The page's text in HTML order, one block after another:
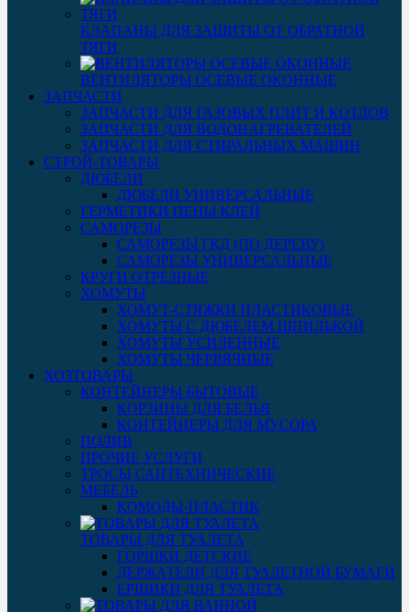
КЛАПАНЫ ДЛЯ ЗАЩИТЫ ОТ ОБРАТНОЙ
ТЯГИ
ВЕНТИЛЯТОРЫ ОСЕВЫЕ ОКОННЫЕ
ЗАПЧАСТИ
ЗАПЧАСТИ ДЛЯ ГАЗОВЫХ ПЛИТ И КОТЛОВ
ЗАПЧАСТИ ДЛЯ ВОДОНАГРЕВАТЕЛЕЙ
ЗАПЧАСТИ ДЛЯ СТИРАЛЬНЫХ МАШИН
СТРОЙ-ТОВАРЫ
ДЮБЕЛИ
ДЮБЕЛИ УНИВЕРСАЛЬНЫЕ
ГЕРМЕТИКИ ПЕНЫ КЛЕЙ
САМОРЕЗЫ
САМОРЕЗЫ ГКД (ПО ДЕРЕВУ)
САМОРЕЗЫ УНИВЕРСАЛЬНЫЕ
КРУГИ ОТРЕЗНЫЕ
ХОМУТЫ
ХОМУТ-СТЯЖКИ ПЛАСТИКОВЫЕ
ХОМУТЫ С ДЮБЕЛЕМ ШПИЛЬКОЙ
ХОМУТЫ УСИЛЕННЫЕ
ХОМУТЫ ЧЕРВЯЧНЫЕ
ХОЗТОВАРЫ
КОНТЕЙНЕРЫ БЫТОВЫЕ
КОРЗИНЫ ДЛЯ БЕЛЬЯ
КОНТЕЙНЕРЫ ДЛЯ МУСОРА
ПОЛИВ
ПРОЧИЕ УСЛУГИ
ТРОСЫ САНТЕХНИЧЕСКИЕ
МЕБЕЛЬ
КОМОДЫ-ПЛАСТИК
ТОВАРЫ ДЛЯ ТУАЛЕТА
ГОРШКИ ДЕТСКИЕ
ДЕРЖАТЕЛИ ДЛЯ ТУАЛЕТНОЙ БУМАГИ
ЕРШИКИ ДЛЯ ТУАЛЕТА